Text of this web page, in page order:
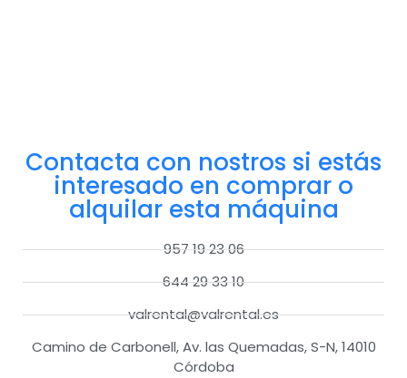
Contacta con nostros si estás
interesado en comprar o
alquilar esta máquina
957 19 23 06
644 29 33 10
valrental@valrental.es
Camino de Carbonell, Av. las Quemadas, S-N, 14010
Córdoba